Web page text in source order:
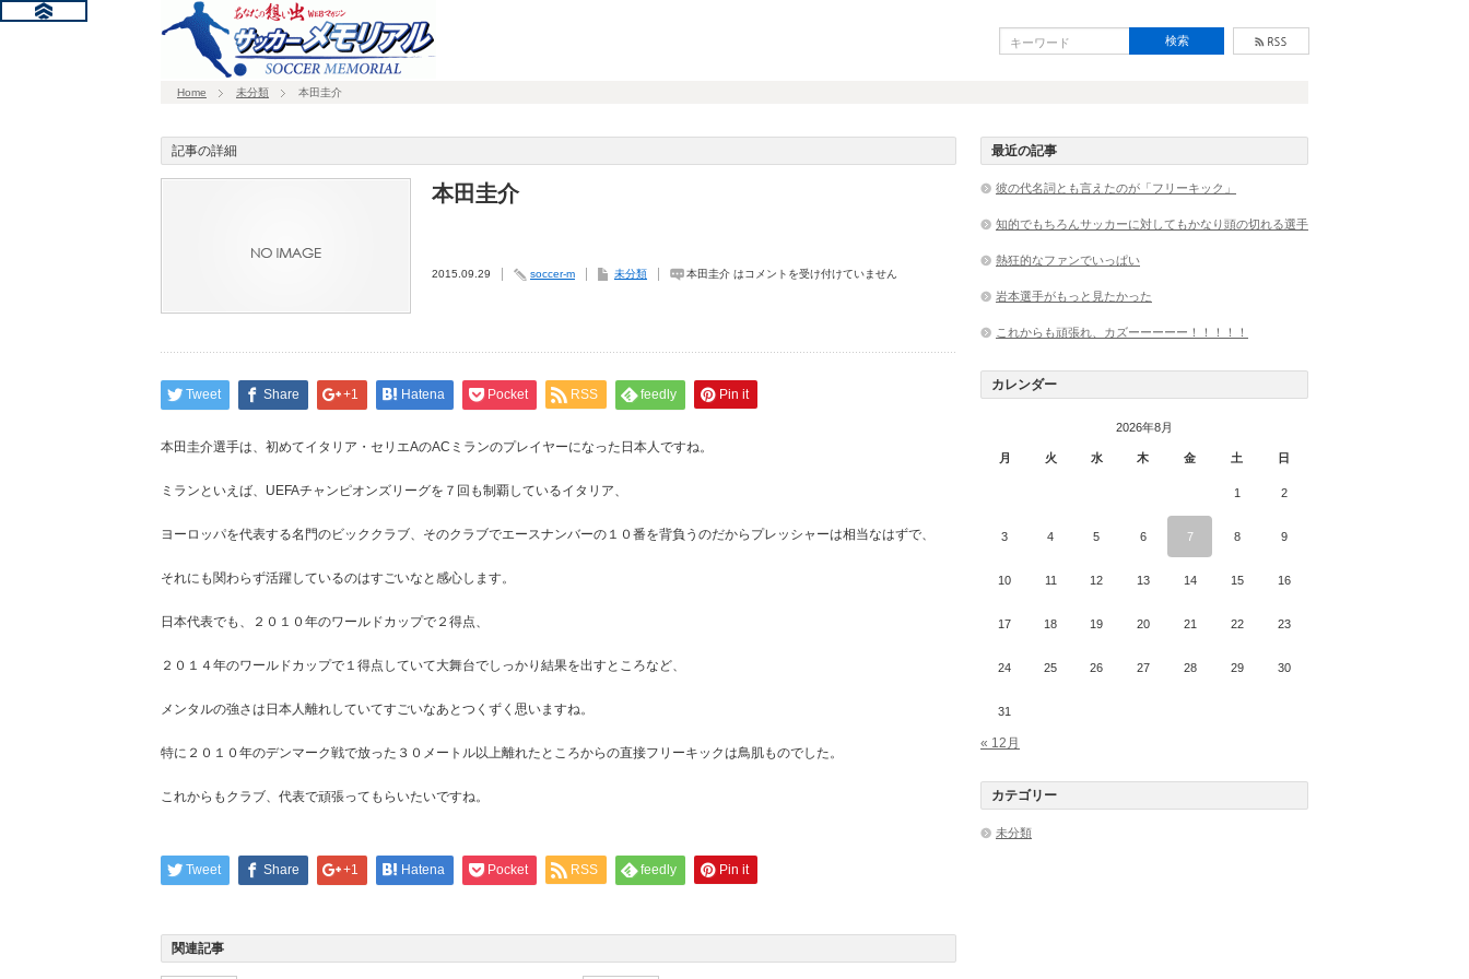
Home 未分類 本田圭介
記事の詳細
本田圭介
2015.09.29 soccer-m 未分類 本田圭介 はコメントを受け付けていません
Tweet Share +1 Hatena Pocket RSS feedly Pin it
本田圭介選手は、初めてイタリア・セリエAのACミランのプレイヤーになった日本人ですね。
ミランといえば、UEFAチャンピオンズリーグを７回も制覇しているイタリア、
ヨーロッパを代表する名門のビッククラブ、そのクラブでエースナンバーの１０番を背負うのだからプレッシャーは相当なはずで、
それにも関わらず活躍しているのはすごいなと感心します。
日本代表でも、２０１０年のワールドカップで２得点、
２０１４年のワールドカップで１得点していて大舞台でしっかり結果を出すところなど、
メンタルの強さは日本人離れしていてすごいなあとつくずく思いますね。
特に２０１０年のデンマーク戦で放った３０メートル以上離れたところからの直接フリーキックは鳥肌ものでした。
これからもクラブ、代表で頑張ってもらいたいですね。
Tweet Share +1 Hatena Pocket RSS feedly Pin it
関連記事
最近の記事
彼の代名詞とも言えたのが「フリーキック」
知的でもちろんサッカーに対してもかなり頭の切れる選手
熱狂的なファンでいっぱい
岩本選手がもっと見たかった
これからも頑張れ、カズーーーーー！！！！！
カレンダー
2026年8月
月 火 水 木 金 土 日
1 2
3 4 5 6 7 8 9
10 11 12 13 14 15 16
17 18 19 20 21 22 23
24 25 26 27 28 29 30
31
« 12月
カテゴリー
未分類